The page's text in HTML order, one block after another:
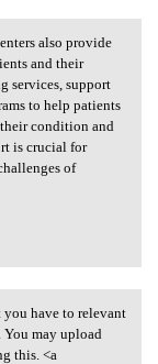
also provide
and their
services, support
to help patients
condition and
is crucial for
of
have to relevant
may upload
this. <a